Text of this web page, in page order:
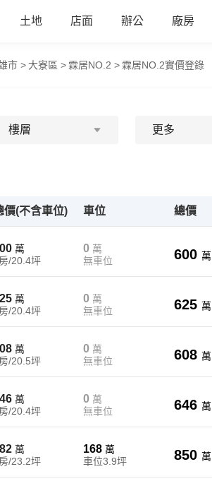
土地 店面 辦公 廠房
市 > 大寮區 >霖居NO.2 >霖居NO.2實價登錄
樓層 更多
價(不含車位) 車位 總價
萬
/20.4坪
0 萬
無車位
600 萬
萬
/20.4坪
0 萬
無車位
625 萬
萬
/20.5坪
0 萬
無車位
608 萬
萬
/20.4坪
0 萬
無車位
646 萬
萬
/23.2坪
168萬
車位3.9坪
850 萬